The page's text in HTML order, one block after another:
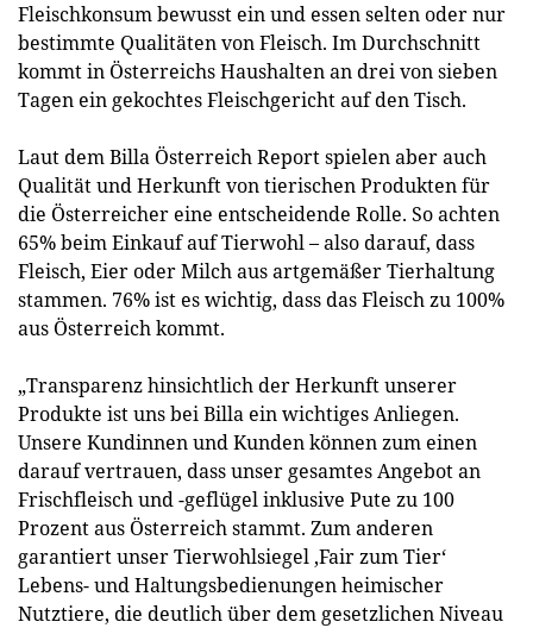
Fleischkonsum bewusst ein und essen selten oder nur
bestimmte Qualitäten von Fleisch. Im Durchschnitt
kommt in Österreichs Haushalten an drei von sieben
Tagen ein gekochtes Fleischgericht auf den Tisch.
Laut dem Billa Österreich Report spielen aber auch
Qualität und Herkunft von tierischen Produkten für
die Österreicher eine entscheidende Rolle. So achten
65% beim Einkauf auf Tierwohl – also darauf, dass
Fleisch, Eier oder Milch aus artgemäßer Tierhaltung
stammen. 76% ist es wichtig, dass das Fleisch zu 100%
aus Österreich kommt.
„Transparenz hinsichtlich der Herkunft unserer
Produkte ist uns bei Billa ein wichtiges Anliegen.
Unsere Kundinnen und Kunden können zum einen
darauf vertrauen, dass unser gesamtes Angebot an
Frischfleisch und -geflügel inklusive Pute zu 100
Prozent aus Österreich stammt. Zum anderen
garantiert unser Tierwohlsiegel ‚Fair zum Tier‘
Lebens- und Haltungsbedienungen heimischer
Nutztiere, die deutlich über dem gesetzlichen Niveau